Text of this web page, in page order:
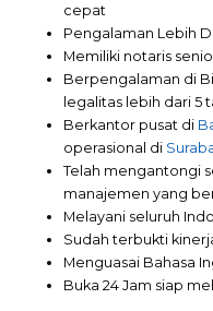
cepat
Pengalaman Lebih
Memiliki notaris
Berpengalaman di
legalitas lebih dari 5
Berkantor pusat di
operasional di
Telah mengantongi
manajemen yang
Melayani seluruh
Sudah terbukti
Menguasai Bahasa
Buka 24 Jam siap